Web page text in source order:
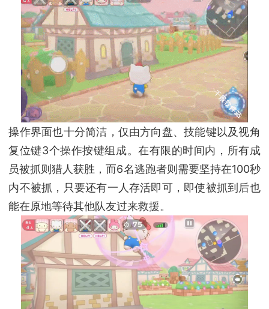
操作界面也十分简洁，仅由方向盘、技能键以及视角
复位键3个操作按键组成。在有限的时间内，所有成
员被抓则猎人获胜，而6名逃跑者则需要坚持在100秒
内不被抓，只要还有一人存活即可，即使被抓到后也
能在原地等待其他队友过来救援。